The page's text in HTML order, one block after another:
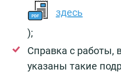
здесь
);
Справка с работы,
указаны такие